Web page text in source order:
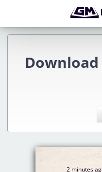
2 minutes